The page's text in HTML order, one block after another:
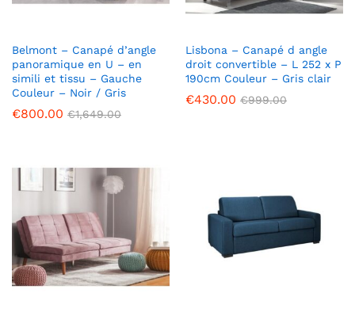
Belmont – Canapé d’angle
panoramique en U – en
simili et tissu – Gauche
Couleur – Noir / Gris
€800.00 €1,649.00
Lisbona – Canapé d angle
droit convertible – L 252 x P
190cm Couleur – Gris clair
€430.00 €999.00